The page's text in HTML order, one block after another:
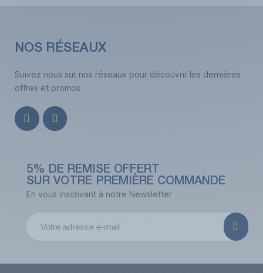
NOS RÉSEAUX
Suivez nous sur nos réseaux pour découvrir les dernières
offres et promos
5% DE REMISE OFFERT
SUR VOTRE PREMIÈRE COMMANDE
En vous inscrivant à notre Newsletter